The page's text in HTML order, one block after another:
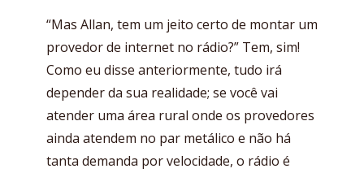
“Mas Allan, tem um jeito certo de montar um
provedor de internet no rádio?” Tem, sim!
Como eu disse anteriormente, tudo irá
depender da sua realidade; se você vai
atender uma área rural onde os provedores
ainda atendem no par metálico e não há
tanta demanda por velocidade, o rádio é